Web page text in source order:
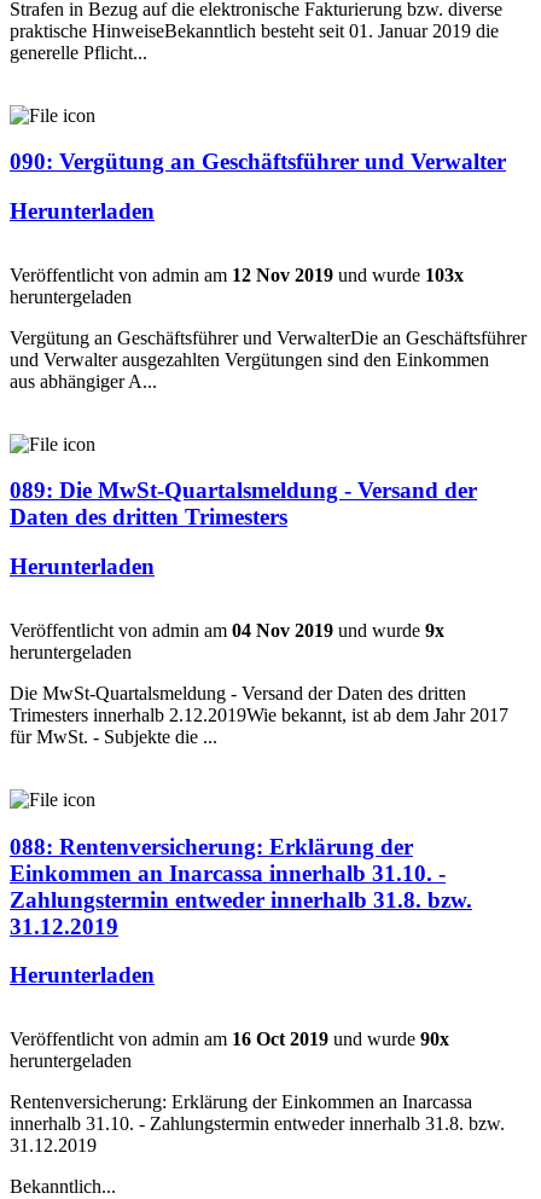
Strafen in Bezug auf die elektronische Fakturierung bzw. diverse
praktische HinweiseBekanntlich besteht seit 01. Januar 2019 die
generelle Pflicht...
090: Vergütung an Geschäftsführer und Verwalter
Herunterladen
Veröffentlicht von admin am 12 Nov 2019 und wurde 103x
heruntergeladen
Vergütung an Geschäftsführer und VerwalterDie an Geschäftsführer
und Verwalter ausgezahlten Vergütungen sind den Einkommen
aus abhängiger A...
089: Die MwSt-Quartalsmeldung - Versand der
Daten des dritten Trimesters
Herunterladen
Veröffentlicht von admin am 04 Nov 2019 und wurde 9x
heruntergeladen
Die MwSt-Quartalsmeldung - Versand der Daten des dritten
Trimesters innerhalb 2.12.2019Wie bekannt, ist ab dem Jahr 2017
für MwSt. - Subjekte die ...
088: Rentenversicherung: Erklärung der
Einkommen an Inarcassa innerhalb 31.10. -
Zahlungstermin entweder innerhalb 31.8. bzw.
31.12.2019
Herunterladen
Veröffentlicht von admin am 16 Oct 2019 und wurde 90x
heruntergeladen
Rentenversicherung: Erklärung der Einkommen an Inarcassa
innerhalb 31.10. - Zahlungstermin entweder innerhalb 31.8. bzw.
31.12.2019
Bekanntlich...